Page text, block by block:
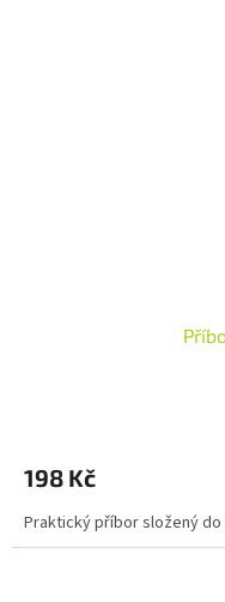
198 Kč
Praktický příbor složený